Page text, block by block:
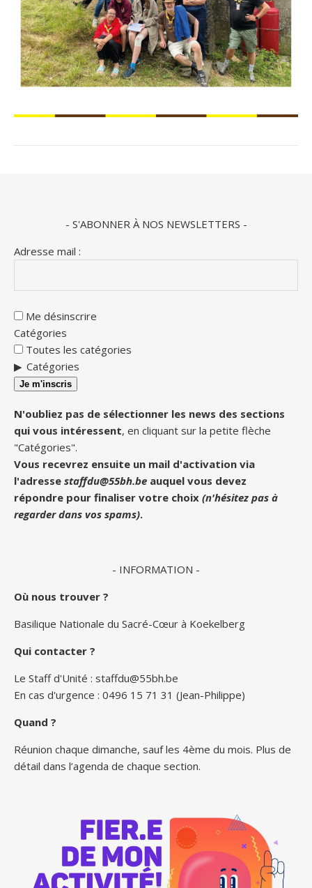
- S'ABONNER À NOS NEWSLETTERS -
Adresse mail :
Me désinscrire
Catégories
Toutes les catégories
Catégories
Je m'inscris
N'oubliez pas de sélectionner les news des sections
qui vous intéressent, en cliquant sur la petite flèche
"Catégories".
Vous recevrez ensuite un mail d'activation via
l'adresse staffdu@55bh.be auquel vous devez
répondre pour finaliser votre choix (n'hésitez pas à
regarder dans vos spams).
- INFORMATION -
Où nous trouver ?
Basilique Nationale du Sacré-Cœur à Koekelberg
Qui contacter ?
Le Staff d'Unité : staffdu@55bh.be
En cas d'urgence : 0496 15 71 31 (Jean-Philippe)
Quand ?
Réunion chaque dimanche, sauf les 4ème du mois. Plus de
détail dans l’agenda de chaque section.